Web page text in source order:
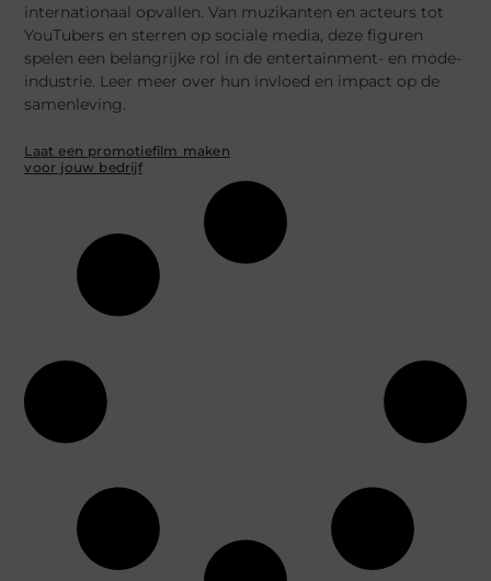
internationaal opvallen. Van muzikanten en acteurs tot
YouTubers en sterren op sociale media, deze figuren
spelen een belangrijke rol in de entertainment- en mode-
industrie. Leer meer over hun invloed en impact op de
samenleving.
Laat een promotiefilm maken
voor jouw bedrijf